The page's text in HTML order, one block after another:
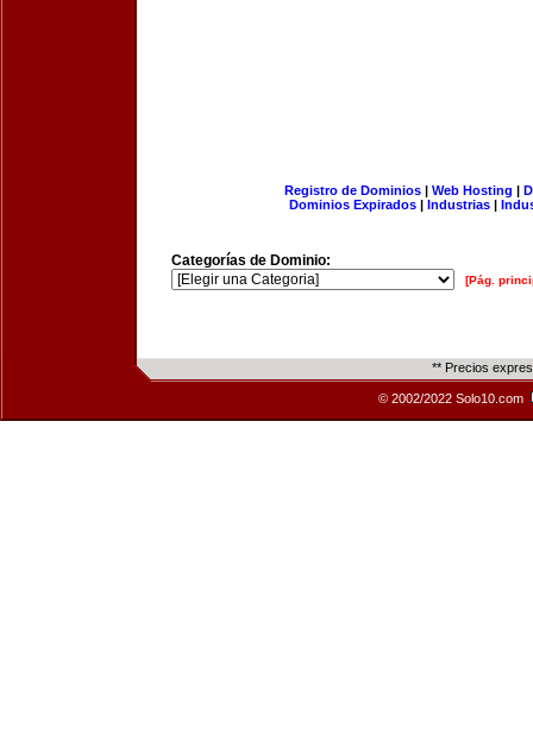
Registro de Dominios| Web Hosting |
Dominios Expirados | Industrias |
Categorías de Dominio:
[Pág.
** Precios
© 2002/2022 Solo10.com